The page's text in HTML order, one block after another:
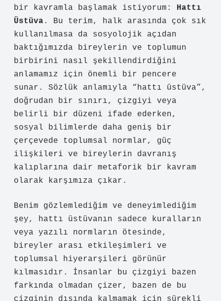
bir kavramla başlamak istiyorum: Hattı
Üstüva. Bu terim, halk arasında çok sık
kullanılmasa da sosyolojik açıdan
baktığımızda bireylerin ve toplumun
birbirini nasıl şekillendirdiğini
anlamamız için önemli bir pencere
sunar. Sözlük anlamıyla “hattı üstüva”,
doğrudan bir sınırı, çizgiyi veya
belirli bir düzeni ifade ederken,
sosyal bilimlerde daha geniş bir
çerçevede toplumsal normlar, güç
ilişkileri ve bireylerin davranış
kalıplarına dair metaforik bir kavram
olarak karşımıza çıkar.
Benim gözlemlediğim ve deneyimlediğim
şey, hattı üstüvanın sadece kuralların
veya yazılı normların ötesinde,
bireyler arası etkileşimleri ve
toplumsal hiyerarşileri görünür
kılmasıdır. İnsanlar bu çizgiyi bazen
farkında olmadan çizer, bazen de bu
çizginin dışında kalmamak için sürekli